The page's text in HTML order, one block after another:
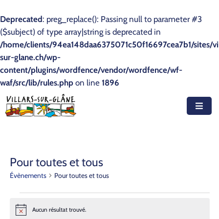
Deprecated: preg_replace(): Passing null to parameter #3
($subject) of type array|string is deprecated in
/home/clients/94ea148daa6375071c50f16697cea7b1/sites/
sur-glane.ch/wp-
content/plugins/wordfence/vendor/wordfence/wf-
waf/src/lib/rules.php on line 1896
Accueil
Actualités
Agenda
Autorités
Découvrir
Emplois
Contact
Pour toutes et tous
Évènements Pour toutes et tous
Notice Aucun résultat trouvé.